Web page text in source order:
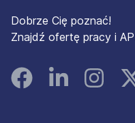
Dobrze Cię poznać!
Znajdź ofertę pracy i
FacebookLinked InInstagram